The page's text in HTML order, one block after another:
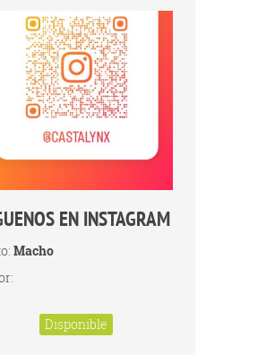
EN INSTAGRAM
Macho
Disponible